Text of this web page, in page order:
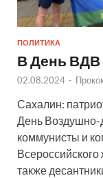
ПОЛИТИКА
В День
02.08.2024 -
Сахалин:
День Воздушно-
коммунисты и
также